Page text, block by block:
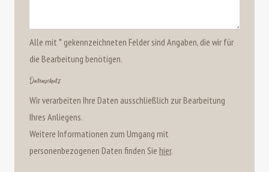
Alle mit * gekennzeichneten Felder sind Angaben, die wir für
die Bearbeitung benötigen.
Datenschutz
Wir verarbeiten Ihre Daten ausschließlich zur Bearbeitung
Ihres Anliegens.
Weitere Informationen zum Umgang mit
personenbezogenen Daten finden Sie hier.